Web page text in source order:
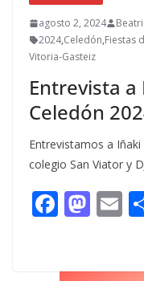
agosto 2, 2024
2024,Celedón,Fiestas
Vitoria-Gasteiz
Entrevista a
Celedón
Entrevistamos a
colegio San Viator y
F M E